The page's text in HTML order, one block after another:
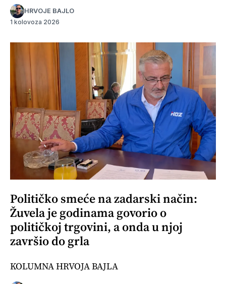
HRVOJE BAJLO
1 kolovoza 2026
Političko smeće na zadarski način:
Žuvela je godinama govorio o
političkoj trgovini, a onda u njoj
završio do grla
KOLUMNA HRVOJA BAJLA